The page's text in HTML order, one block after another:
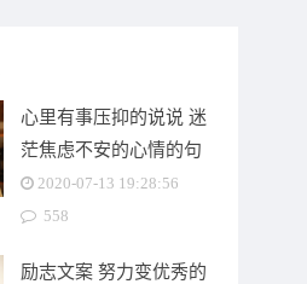
心里有事压抑的说说 迷
茫焦虑不安的心情的句
子2020-07-13 19:28:56
558
励志文案 努力变优秀的